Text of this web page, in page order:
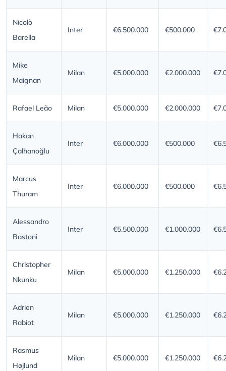
Nicolò
Barella
Inter €6.500.000 €500.000
Mike
Maignan
Milan €5.000.000 €2.000.000
Rafael Leão Milan €5.000.000 €2.000.000
Hakan
Çalhanoğlu
Inter €6.000.000 €500.000
Marcus
Thuram
Inter €6.000.000 €500.000
Alessandro
Bastoni
Inter €5.500.000 €1.000.000
Christopher
Nkunku
Milan €5.000.000 €1.250.000
Adrien
Rabiot
Milan €5.000.000 €1.250.000
Rasmus
Højlund
Milan €5.000.000 €1.250.000